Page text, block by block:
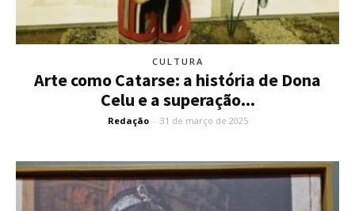
CULTURA
Arte como Catarse: a história de Dona
Celu e a superação...
Redação - 31 de março de 2025